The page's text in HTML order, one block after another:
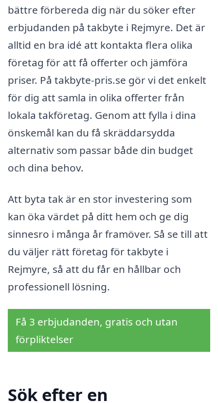
bättre förbereda dig när du söker efter
erbjudanden på takbyte i Rejmyre. Det är
alltid en bra idé att kontakta flera olika
företag för att få offerter och jämföra
priser. På takbyte-pris.se gör vi det enkelt
för dig att samla in olika offerter från
lokala takföretag. Genom att fylla i dina
önskemål kan du få skräddarsydda
alternativ som passar både din budget
och dina behov.
Att byta tak är en stor investering som
kan öka värdet på ditt hem och ge dig
sinnesro i många år framöver. Så se till att
du väljer rätt företag för takbyte i
Rejmyre, så att du får en hållbar och
professionell lösning.
Få 3 erbjudanden, gratis och utan
förpliktelser
Sök efter en